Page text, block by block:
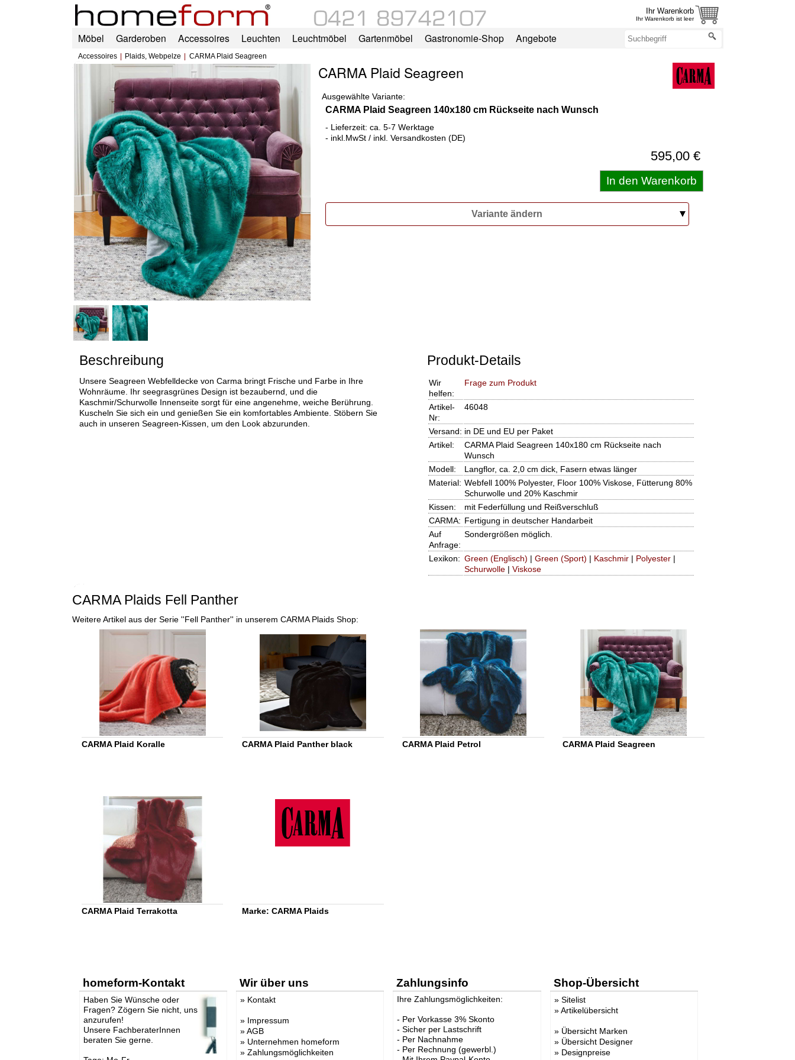
Ihr Warenkorb
Ihr Warenkorb ist leer
Möbel Garderoben Accessoires Leuchten Leuchtmöbel Gartenmöbel Gastronomie-Shop Angebote
Accessoires Plaids, Webpelze CARMA Plaid Seagreen
CARMA Plaid Seagreen
Ausgewählte Variante:
CARMA Plaid Seagreen 140x180 cm Rückseite nach Wunsch
- Lieferzeit: ca. 5-7 Werktage
- inkl.MwSt / inkl. Versandkosten (DE)
595,00 €
Variante ändern
Beschreibung
Unsere Seagreen Webfelldecke von Carma bringt Frische und Farbe in Ihre
Wohnräume. Ihr seegrasgrünes Design ist bezaubernd, und die
Kaschmir/Schurwolle Innenseite sorgt für eine angenehme, weiche Berührung.
Kuscheln Sie sich ein und genießen Sie ein komfortables Ambiente. Stöbern Sie
auch in unseren Seagreen-Kissen, um den Look abzurunden.
Produkt-Details
Wir
helfen:
Frage zum Produkt
Artikel-
Nr:
46048
Versand: in DE und EU per Paket
Artikel:
CARMA Plaid Seagreen 140x180 cm Rückseite nach
Wunsch
Modell:
Langflor, ca. 2,0 cm dick, Fasern etwas länger
Material: Webfell 100% Polyester, Floor 100% Viskose, Fütterung 80%
Schurwolle und 20% Kaschmir
Kissen:
mit Federfüllung und Reißverschluß
CARMA: Fertigung in deutscher Handarbeit
Auf
Anfrage:
Sondergrößen möglich.
Lexikon: Green (Englisch) | Green (Sport) | Kaschmir| Polyester|
Schurwolle| Viskose
CARMA Plaids Fell Panther
Weitere Artikel aus der Serie ''Fell Panther'' in unserem CARMA Plaids Shop:
CARMA Plaid Koralle CARMA Plaid Panther black CARMA Plaid Petrol CARMA Plaid Seagreen
CARMA Plaid Terrakotta Marke: CARMA Plaids
homeform-Kontakt
Haben Sie Wünsche oder
Fragen? Zögern Sie nicht, uns
anzurufen!
Unsere FachberaterInnen
beraten Sie gerne.
Wir über uns
» Kontakt
» Impressum
»AGB
» Unternehmen homeform
» Zahlungsmöglichkeiten
Zahlungsinfo
Ihre Zahlungsmöglichkeiten:
- Per Vorkasse 3% Skonto
- Sicher per Lastschrift
- Per Nachnahme
- Per Rechnung (gewerbl.)
Shop-Übersicht
» Sitelist
»Artikelübersicht
» Übersicht Marken
» Übersicht Designer
» Designpreise